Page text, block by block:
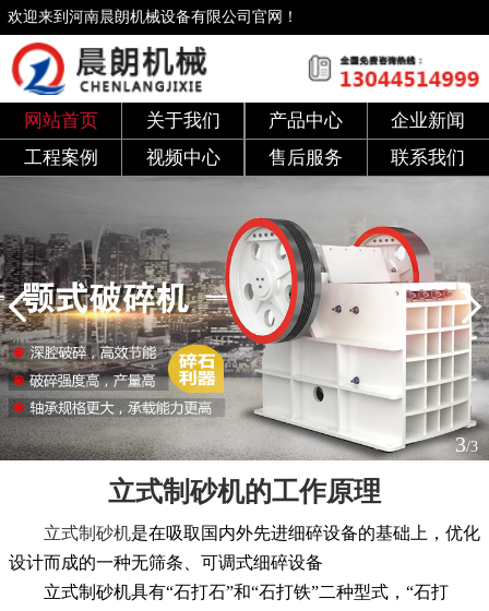
欢迎来到河南晨朗机械设备有限公司官网！
网站首页 关于我们 产品中心
企业新闻
工程案例
视频中心 售后服务 联系我们
3/3
立式制砂机的工作原理
立式制砂机是在吸取国内外先进细碎设备的基础上，优化
设计而成的一种无筛条、可调式细碎设备
立式制砂机具有“石打石”和“石打铁”二种型式，“石打